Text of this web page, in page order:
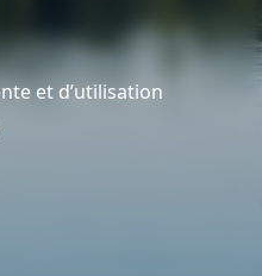
et d’utilisation